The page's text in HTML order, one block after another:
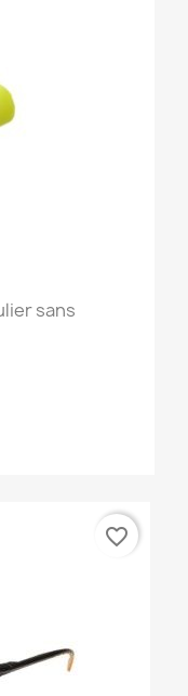
sans
favorite_border